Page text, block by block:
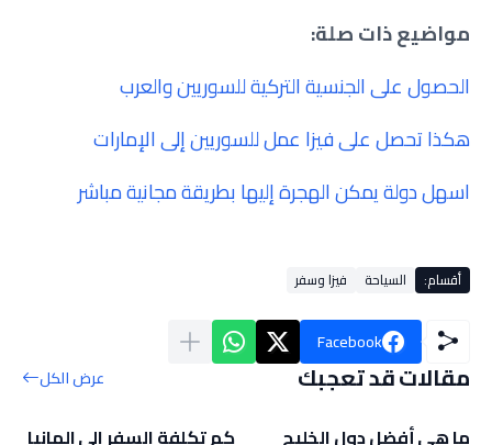
مواضيع ذات صلة:
الحصول على الجنسية التركية للسوريين والعرب
هكذا تحصل على فيزا عمل للسوريين إلى الإمارات
اسهل دولة يمكن الهجرة إليها بطريقة مجانية مباشر
أقسام: السياحة فيزا وسفر
Facebook
مقالات قد تعجبك عرض الكل
ما هي أفضل دول الخليج كم تكلفة السفر الى المانيا